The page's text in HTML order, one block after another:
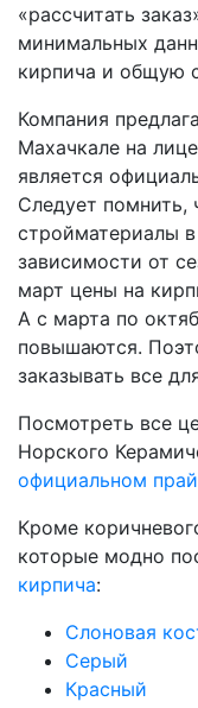
«рассчитать
минимальных
кирпича и общую
Компания
Махачкале на
является
Следует помнить,
стройматериалы
зависимости от
март цены на
А с марта по
повышаются.
заказывать все
Посмотреть все
Норского
официальном
Кроме
которые модно
кирпича:
Слоновая
Серый
Красный